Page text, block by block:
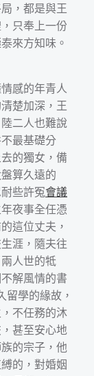
，都是與王
只奉上一份
來方知味。
感的年青人
楚加深，王
二人也難說
最基礎分
的獨女，備
算久遠的
些許冤會議
夜事全任憑
這位丈夫，
涯，隨夫往
人世的牴
解風情的書
學的緣故，
不任務的沐
甚至安心地
的宗子，他
的，對婚姻